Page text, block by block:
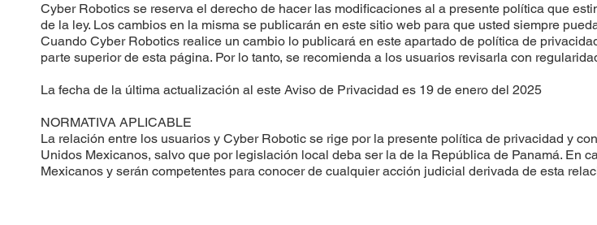
Cyber Robotics se reserva el derecho de hacer las modificaciones al a presente política que
de la ley. Los cambios en la misma se publicarán en este sitio web para que usted siempre
Cuando Cyber Robotics realice un cambio lo publicará en este apartado de política de
parte superior de esta página. Por lo tanto, se recomienda a los usuarios revisarla con
La fecha de la última actualización al este Aviso de Privacidad es 19 de enero del 2025
NORMATIVA APLICABLE
La relación entre los usuarios y Cyber Robotic se rige por la presente política de privacidad y
Unidos Mexicanos, salvo que por legislación local deba ser la de la República de Panamá. En
Mexicanos y serán competentes para conocer de cualquier acción judicial derivada de esta